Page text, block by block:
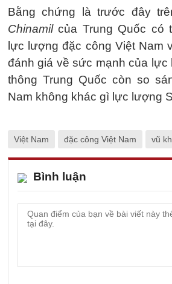
Bằng chứng là trước đây
Chinamilcủa Trung Quốc có
lực lượng đặc công Việt Nam
đánh giá về sức mạnh của lực
thông Trung Quốc còn so
Nam không khác gì lực lượng
Việt Nam đặc công Việt Nam vũ
Bình luận